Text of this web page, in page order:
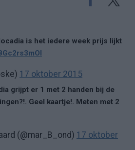
is het iedere week prijs lijkt
17 oktober 2015
grijpt er 1 met 2 handen bij de
Geel kaartje!. Meten met 2
(@mar_B_ond) 17 oktober